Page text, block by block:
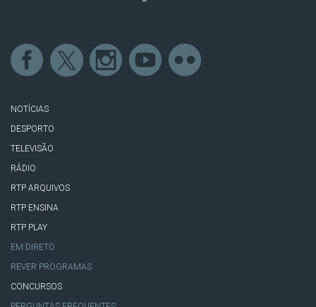
NOTÍCIAS
DESPORTO
TELEVISÃO
RÁDIO
RTP ARQUIVOS
RTP ENSINA
RTP PLAY
EM DIRETO
REVER PROGRAMAS
CONCURSOS